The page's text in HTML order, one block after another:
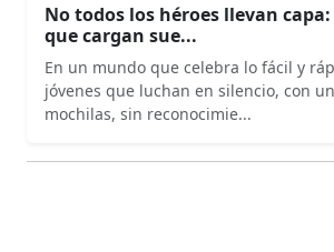
No todos los héroes llevan
que cargan sue...
En un mundo que celebra lo fácil y
jóvenes que luchan en silencio, con
mochilas, sin reconocimie...